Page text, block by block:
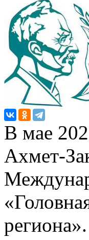
В мае
Ахмет-
региона».